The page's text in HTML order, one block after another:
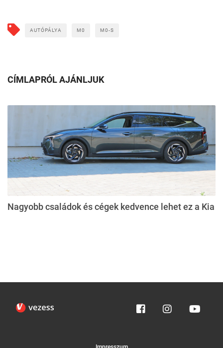
AUTÓPÁLYA M0 M0-S
CÍMLAPRÓL AJÁNLJUK
Nagyobb családok és cégek kedvence lehet ez a Kia